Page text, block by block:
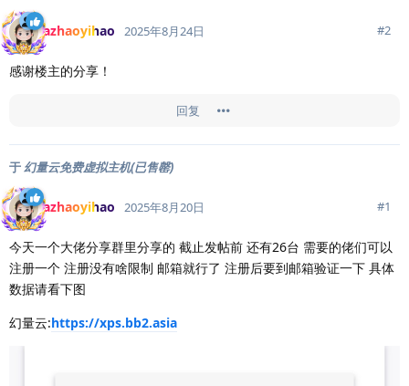
azhaoyihao 2025年8月24日 #2
感谢楼主的分享！
回复
于幻量云免费虚拟主机(已售罄)
azhaoyihao 2025年8月20日 #1
今天一个大佬分享群里分享的 截止发帖前 还有26台 需要的佬们可以
注册一个 注册没有啥限制 邮箱就行了 注册后要到邮箱验证一下 具体
数据请看下图
幻量云:https://xps.bb2.asia